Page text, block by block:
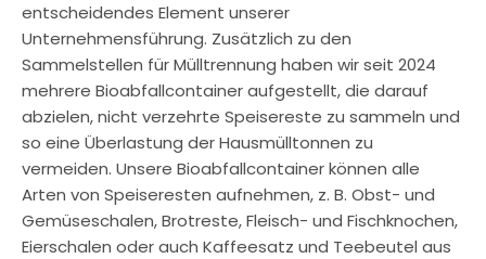
entscheidendes Element unserer
Unternehmensführung. Zusätzlich zu den
Sammelstellen für Mülltrennung haben wir seit 2024
mehrere Bioabfallcontainer aufgestellt, die darauf
abzielen, nicht verzehrte Speisereste zu sammeln und
so eine Überlastung der Hausmülltonnen zu
vermeiden. Unsere Bioabfallcontainer können alle
Arten von Speiseresten aufnehmen, z. B. Obst- und
Gemüseschalen, Brotreste, Fleisch- und Fischknochen,
Eierschalen oder auch Kaffeesatz und Teebeutel aus